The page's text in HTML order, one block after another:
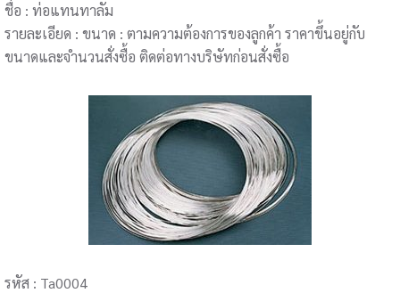
ชื่อ : ท่อแทนทาลัม
รายละเอียด : ขนาด : ตามความต้องการของลูกค้า ราคาขึ้นอยู่กับ
ขนาดและจำนวนสั่งซื้อ ติดต่อทางบริษัทก่อนสั่งซื้อ
รหัส : Ta0004